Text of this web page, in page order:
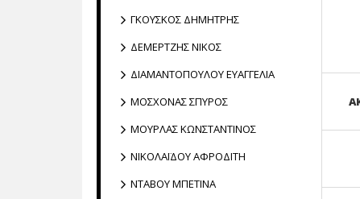
ΓΚΟΥΣΚΟΣ ΔΗΜΗΤΡΗΣ
ΔΕΜΕΡΤΖΗΣ ΝΙΚΟΣ
ΔΙΑΜΑΝΤΟΠΟΥΛΟΥ ΕΥΑΓΓΕΛΙΑ
ΜΟΣΧΟΝΑΣ ΣΠΥΡΟΣ
ΜΟΥΡΛΑΣ ΚΩΝΣΤΑΝΤΙΝΟΣ
NΙΚΟΛΑΪΔΟΥ ΑΦΡΟΔΙΤΗ
ΝΤΑΒΟΥ ΜΠΕΤΙΝΑ